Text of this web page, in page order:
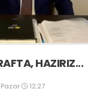
HAZIRIZ...
12:27